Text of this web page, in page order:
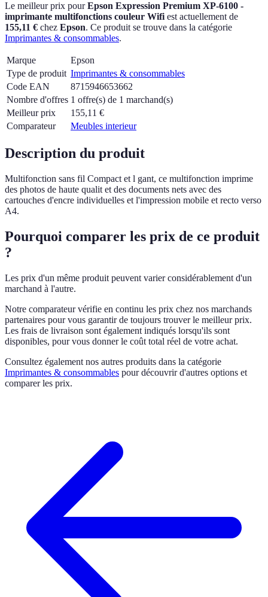
Le meilleur prix pourEpson Expression Premium XP-6100 -
imprimante multifonctions couleur Wifi est actuellement de
155,11 € chez Epson. Ce produit se trouve dans la catégorie
Imprimantes & consommables.
Marque
Epson
Type de produit Imprimantes & consommables
Code EAN
8715946653662
Nombre d'offres 1 offre(s) de 1 marchand(s)
Meilleur prix
155,11 €
Comparateur
Meubles interieur
Description du produit
Multifonction sans fil Compact et l gant, ce multifonction imprime
des photos de haute qualit et des documents nets avec des
cartouches d'encre individuelles et l'impression mobile et recto verso
A4.
Pourquoi comparer les prix de ce produit
?
Les prix d'un même produit peuvent varier considérablement d'un
marchand à l'autre.
Notre comparateur vérifie en continu les prix chez nos marchands
partenaires pour vous garantir de toujours trouver le meilleur prix.
Les frais de livraison sont également indiqués lorsqu'ils sont
disponibles, pour vous donner le coût total réel de votre achat.
Consultez également nos autres produits dans la catégorie
Imprimantes & consommables pour découvrir d'autres options et
comparer les prix.